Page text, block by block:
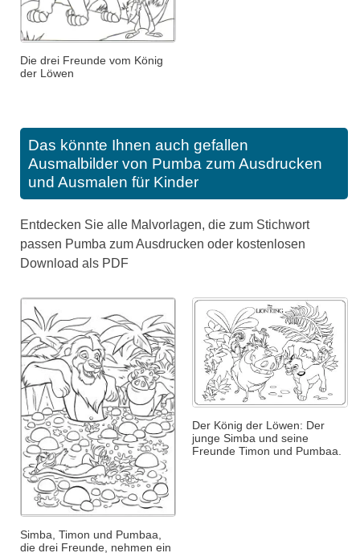
Die drei Freunde vom König
der Löwen
Das könnte Ihnen auch gefallen
Ausmalbilder von Pumba zum Ausdrucken
und Ausmalen für Kinder
Entdecken Sie alle Malvorlagen, die zum Stichwort
passen Pumba zum Ausdrucken oder kostenlosen
Download als PDF
Simba, Timon und Pumbaa,
die drei Freunde, nehmen ein
Der König der Löwen: Der
junge Simba und seine
Freunde Timon und Pumbaa.